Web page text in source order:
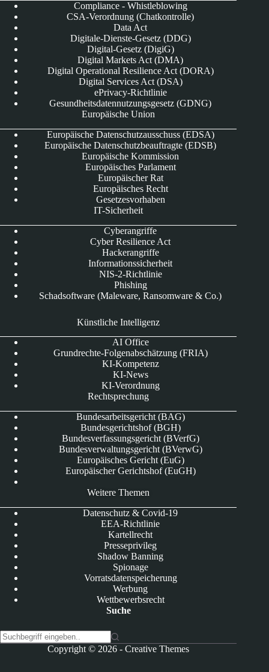
Compliance - Whistleblowing
CSA-Verordnung (Chatkontrolle)
Data Act
Digitale-Dienste-Gesetz (DDG)
Digital-Gesetz (DigiG)
Digital Markets Act (DMA)
Digital Operational Resilience Act (DORA)
Digital Services Act (DSA)
ePrivacy-Richtlinie
Gesundheitsdatennutzungsgesetz (GDNG)
Europäische Union
Europäische Datenschutzausschuss (EDSA)
Europäische Datenschutzbeauftragte (EDSB)
Europäische Kommission
Europäisches Parlament
Europäischer Rat
Europäisches Recht
Gesetzesvorhaben
IT-Sicherheit
Cyberangriffe
Cyber Resilience Act
Hackerangriffe
Informationssicherheit
NIS-2-Richtlinie
Phishing
Schadsoftware (Maleware, Ransomware & Co.)
Künstliche Intelligenz
AI Office
Grundrechte-Folgenabschätzung (FRIA)
KI-Kompetenz
KI-News
KI-Verordnung
Rechtsprechung
Bundesarbeitsgericht (BAG)
Bundesgerichtshof (BGH)
Bundesverfassungsgericht (BVerfG)
Bundesverwaltungsgericht (BVerwG)
Europäisches Gericht (EuG)
Europäischer Gerichtshof (EuGH)
Weitere Themen
Datenschutz & Covid-19
EEA-Richtlinie
Kartellrecht
Presseprivileg
Shadow Banning
Spionage
Vorratsdatenspeicherung
Werbung
Wettbewerbsrecht
Suche
Copyright © 2026 -Creative Themes